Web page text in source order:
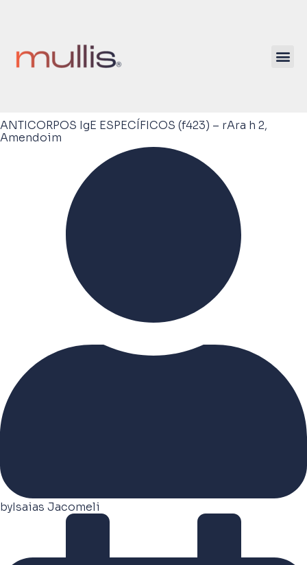
ANTICORPOS IgE ESPECÍFICOS (f423) – rAra h 2,
Amendoim
byIsaias Jacomeli